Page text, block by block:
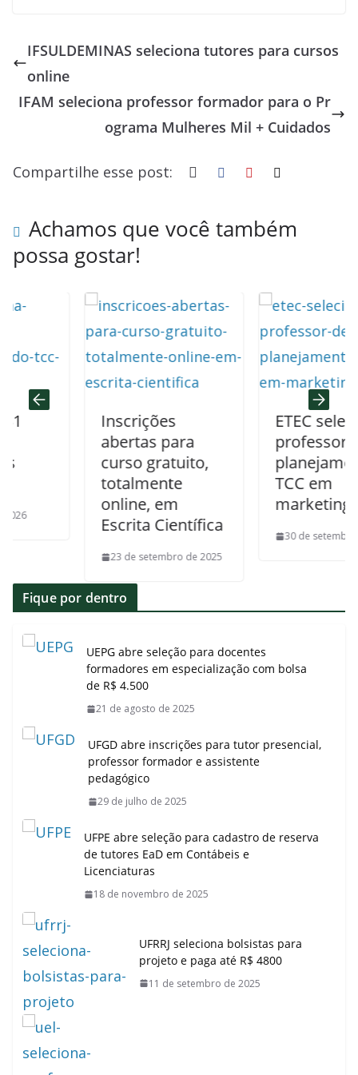
b
o
o
sk
y
s
p
p
k
e
dI
n
a
s
e
IFSULDEMINAS seleciona tutores para cursos
online
IFAM seleciona professor formador para o Pr
ograma Mulheres Mil + Cuidados
Compartilhe esse post:
Achamos que você também
possa gostar!
Inscrições
abertas para
curso gratuito,
totalmente
online, em
Escrita Científica
23 de setembro de 2025
ETEC seleciona
professor de
planejamento
TCC em
marketing
30 de setembro de
Fique por dentro
UEPG abre seleção para docentes
formadores em especialização com bolsa
de R$ 4.500
21 de agosto de 2025
UFGD abre inscrições para tutor presencial,
professor formador e assistente
pedagógico
29 de julho de 2025
UFPE abre seleção para cadastro de reserva
de tutores EaD em Contábeis e
Licenciaturas
18 de novembro de 2025
UFRRJ seleciona bolsistas para
projeto e paga até R$ 4800
11 de setembro de 2025